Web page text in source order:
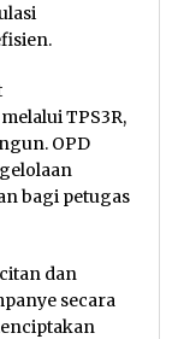
TPS3R,
OPD
bagi petugas
dan
secara